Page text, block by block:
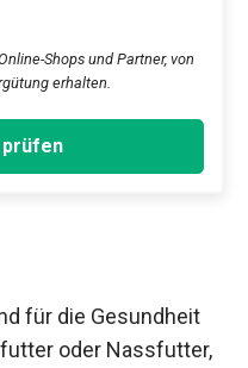
Shops und Partner, von
erhalten.
für die Gesundheit
oder Nassfutter,